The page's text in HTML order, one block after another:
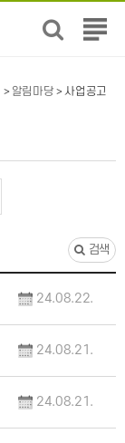
전
뉴
> 알림마당 > 사업공고
검색
24.08.22.
24.08.21.
24.08.21.